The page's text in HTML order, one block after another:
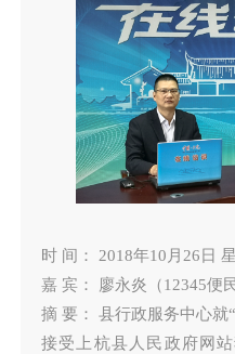
时 间： 2018年10月26日
嘉 宾： 廖永炎（12345便
摘 要： 县行政服务中心就
接受上杭县人民政府网